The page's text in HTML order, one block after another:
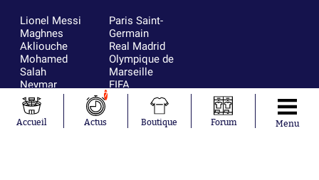
Lionel Messi
Maghnes
Akliouche
Mohamed
Salah
Neymar
Julián Álvarez
Ferrán Torres
Kilian Corredor
Paris Saint-
Germain
Real Madrid
Olympique de
Marseille
FIFA
FC Barcelone
Argentine
Olympique
Accueil
7
Actus Boutique Forum Menu